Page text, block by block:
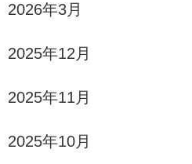
2026年3月
2025年12月
2025年11月
2025年10月